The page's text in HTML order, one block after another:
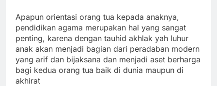
Apapun orientasi orang tua kepada anaknya,
pendidikan agama merupakan hal yang sangat
penting, karena dengan tauhid akhlak yah luhur
anak akan menjadi bagian dari peradaban modern
yang arif dan bijaksana dan menjadi aset berharga
bagi kedua orang tua baik di dunia maupun di
akhirat